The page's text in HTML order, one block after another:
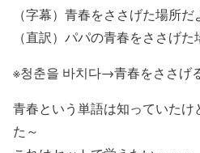
（字幕）青春をささげた場所だ
（直訳）パパの青春をささげ
※청춘을 바치다→青春をささげ
青春という単語は知っていたけ
た～